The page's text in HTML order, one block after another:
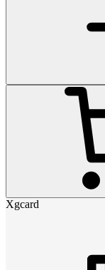
Xgcard